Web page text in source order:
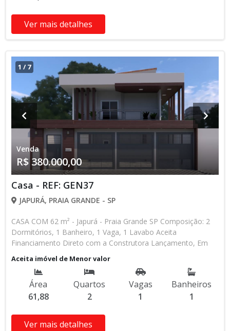
Ver mais detalhes
1 /7
Venda
R$ 380.000,00
Casa - REF: GEN37
JAPURÁ, PRAIA GRANDE - SP
CASA COM 62 m² - Japurá - Praia Grande SP Composição: 2
Dormitórios, 1 Banheiro, 1 Vaga, 1 Lavabo Aceita
Financiamento Direto com a Construtora Lançamento, Em
Obras Entrada de R$ 85.000,00 84 Parcelas Mensais de R$
2.476,16 8 Parcelas Anuais de R$ 4.000,00 R$ 25.000,00
Entrega das Chaves R$ 380.000,00 valor Total * Os valores e
disponibilidade podem ser alterados sem prévio aviso. Favor
verificar entrando em contato com nossa equipe
Aceita imóvel de Menor valor
Área
61,88
Quartos
2
Vagas
1
Banheiros
1
Ver mais detalhes